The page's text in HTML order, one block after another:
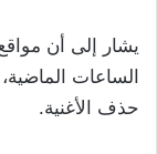
يشار إلى أن
الساعات
حذف الأغنية.